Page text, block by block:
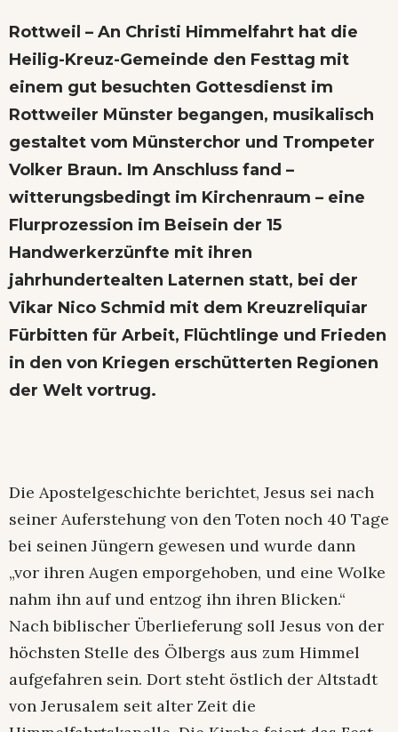
Rottweil – An Christi Himmelfahrt hat die
Heilig-Kreuz-Gemeinde den Festtag mit
einem gut besuchten Gottesdienst im
Rottweiler Münster begangen, musikalisch
gestaltet vom Münsterchor und Trompeter
Volker Braun. Im Anschluss fand –
witterungsbedingt im Kirchenraum – eine
Flurprozession im Beisein der 15
Handwerkerzünfte mit ihren
jahrhundertealten Laternen statt, bei der
Vikar Nico Schmid mit dem Kreuzreliquiar
Fürbitten für Arbeit, Flüchtlinge und Frieden
in den von Kriegen erschütterten Regionen
der Welt vortrug.
Die Apostelgeschichte berichtet, Jesus sei nach
seiner Auferstehung von den Toten noch 40 Tage
bei seinen Jüngern gewesen und wurde dann
„vor ihren Augen emporgehoben, und eine Wolke
nahm ihn auf und entzog ihn ihren Blicken.“
Nach biblischer Überlieferung soll Jesus von der
höchsten Stelle des Ölbergs aus zum Himmel
aufgefahren sein. Dort steht östlich der Altstadt
von Jerusalem seit alter Zeit die